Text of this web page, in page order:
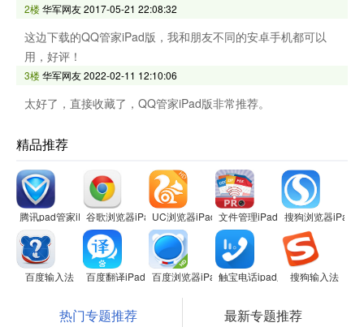
2楼华军网友2017-05-21 22:08:32
这边下载的QQ管家iPad版，我和朋友不同的安卓手机都可以
用，好评！
3楼华军网友2022-02-11 12:10:06
太好了，直接收藏了，QQ管家iPad版非常推荐。
精品推荐
腾讯pad管家iPad版谷歌浏览器iPad版UC浏览器iPad版文件管理iPad版搜狗浏览器iPad版
百度输入法 百度翻译iPad版百度浏览器iPad版触宝电话ipad版 搜狗输入法
热门专题推荐 最新专题推荐